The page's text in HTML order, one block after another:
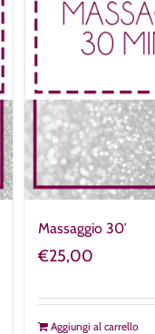
Massaggio 30′
€25,00
Aggiungi al carrello